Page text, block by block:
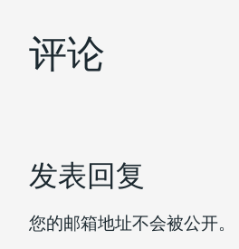
评论
发表回复
您的邮箱地址不会被公开。